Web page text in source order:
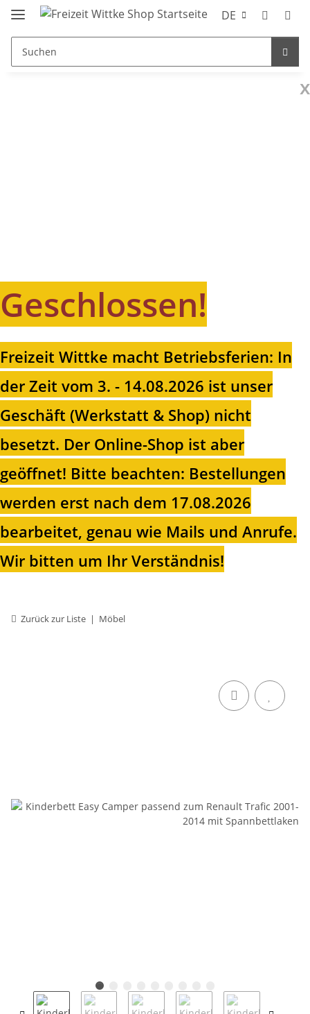
DE
x
Geschlossen!
Freizeit Wittke macht Betriebsferien: In
der Zeit vom 3. - 14.08.2026 ist unser
Geschäft (Werkstatt & Shop) nicht
besetzt. Der Online-Shop ist aber
geöffnet! Bitte beachten: Bestellungen
werden erst nach dem 17.08.2026
bearbeitet, genau wie Mails und Anrufe.
Wir bitten um Ihr Verständnis!
Zurück zur Liste Möbel